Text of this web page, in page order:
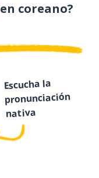
en coreano?
Escucha la
pronunciación
nativa